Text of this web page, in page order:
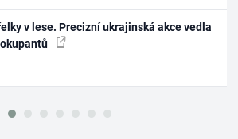
v lese. Precizní ukrajinská akce vedla